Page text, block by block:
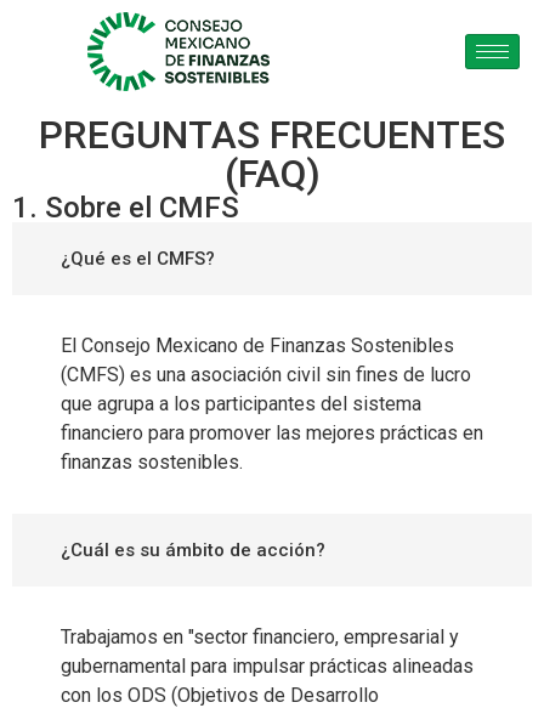
PREGUNTAS FRECUENTES
(FAQ)
1. Sobre el CMFS
¿Qué es el CMFS?
El Consejo Mexicano de Finanzas Sostenibles
(CMFS) es una asociación civil sin fines de lucro
que agrupa a los participantes del sistema
financiero para promover las mejores prácticas en
finanzas sostenibles.
¿Cuál es su ámbito de acción?
Trabajamos en "sector financiero, empresarial y
gubernamental para impulsar prácticas alineadas
con los ODS (Objetivos de Desarrollo